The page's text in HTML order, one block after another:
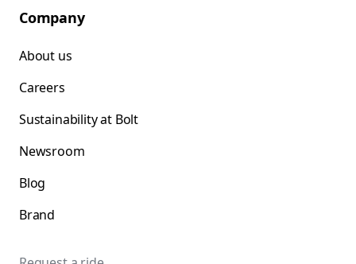
Company
About us
Careers
Sustainability at Bolt
Newsroom
Blog
Brand